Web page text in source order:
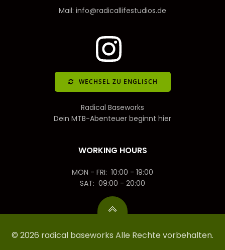
Mail: info@radicallifestudios.de
WECHSEL ZU ENGLISCH
Radical Baseworks
Dein MTB-Abenteuer beginnt hier
WORKING HOURS
MON - FRI: 10:00 - 19:00
SAT: 09:00 - 20:00
© 2026 radical baseworks Alle Rechte vorbehalten.